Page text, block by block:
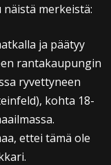
merkeistä:
ja päätyy
rantakaupungin
ryvettyneen
kohta 18-
ettei tämä ole